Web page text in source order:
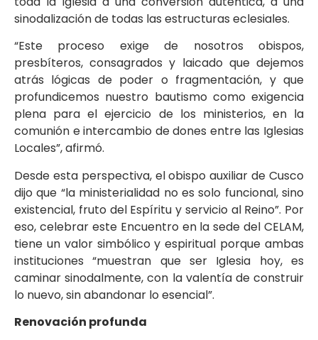
sinodalización de todas las estructuras eclesiales.
“Este proceso exige de nosotros obispos,
presbíteros, consagrados y laicado que dejemos
atrás lógicas de poder o fragmentación, y que
profundicemos nuestro bautismo como exigencia
plena para el ejercicio de los ministerios, en la
comunión e intercambio de dones entre las Iglesias
Locales”, afirmó.
Desde esta perspectiva, el obispo auxiliar de Cusco
dijo que “la ministerialidad no es solo funcional, sino
existencial, fruto del Espíritu y servicio al Reino”. Por
eso, celebrar este Encuentro en la sede del CELAM,
tiene un valor simbólico y espiritual porque ambas
instituciones “muestran que ser Iglesia hoy, es
caminar sinodalmente, con la valentía de construir
lo nuevo, sin abandonar lo esencial”.
Renovación profunda